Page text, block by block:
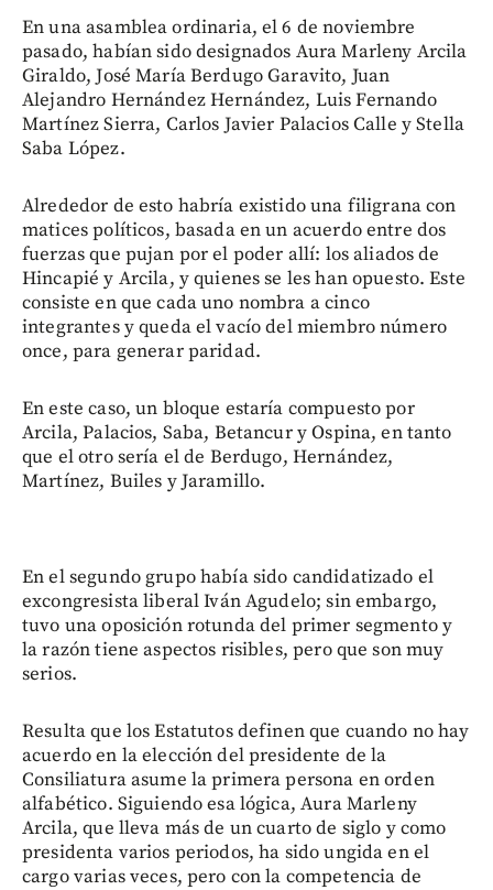
En una asamblea ordinaria, el 6 de noviembre
pasado, habían sido designados Aura Marleny Arcila
Giraldo, José María Berdugo Garavito, Juan
Alejandro Hernández Hernández, Luis Fernando
Martínez Sierra, Carlos Javier Palacios Calle y Stella
Saba López.
Alrededor de esto habría existido una filigrana con
matices políticos, basada en un acuerdo entre dos
fuerzas que pujan por el poder allí: los aliados de
Hincapié y Arcila, y quienes se les han opuesto. Este
consiste en que cada uno nombra a cinco
integrantes y queda el vacío del miembro número
once, para generar paridad.
En este caso, un bloque estaría compuesto por
Arcila, Palacios, Saba, Betancur y Ospina, en tanto
que el otro sería el de Berdugo, Hernández,
Martínez, Builes y Jaramillo.
En el segundo grupo había sido candidatizado el
excongresista liberal Iván Agudelo; sin embargo,
tuvo una oposición rotunda del primer segmento y
la razón tiene aspectos risibles, pero que son muy
serios.
Resulta que los Estatutos definen que cuando no hay
acuerdo en la elección del presidente de la
Consiliatura asume la primera persona en orden
alfabético. Siguiendo esa lógica, Aura Marleny
Arcila, que lleva más de un cuarto de siglo y como
presidenta varios periodos, ha sido ungida en el
cargo varias veces, pero con la competencia de